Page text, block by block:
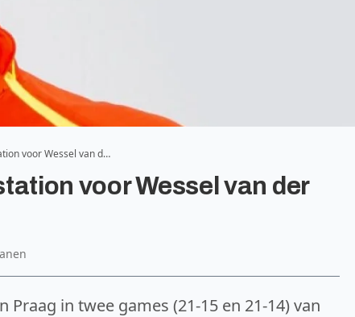
voor Wessel van d…
voor Wessel van der
in twee games (21-15 en 21-14) van